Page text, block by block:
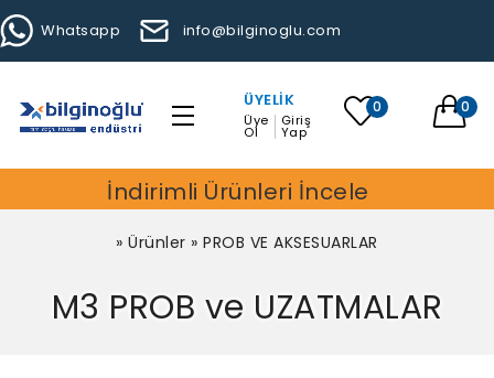
Whatsapp info@bilginoglu.com
ÜYELIK
Üye
Ol
Giriş
Yap
0 0
İndirimli Ürünleri İncele
»Ürünler »PROB VE AKSESUARLAR
M3 PROB ve UZATMALAR